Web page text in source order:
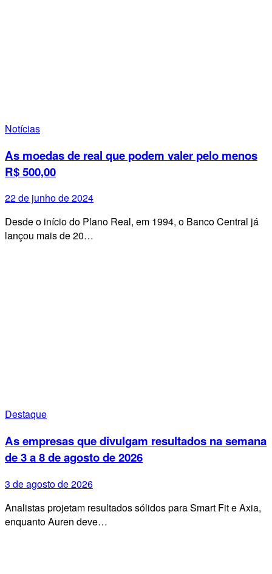
Notícias
As moedas de real que podem valer pelo menos
R$ 500,00
22 de junho de 2024
Desde o início do Plano Real, em 1994, o Banco Central já
lançou mais de 20…
Destaque
As empresas que divulgam resultados na semana
de 3 a 8 de agosto de 2026
3 de agosto de 2026
Analistas projetam resultados sólidos para Smart Fit e Axia,
enquanto Auren deve…